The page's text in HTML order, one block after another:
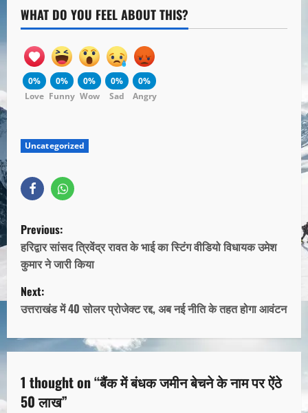
WHAT DO YOU FEEL ABOUT THIS?
0%
Love
0%
Funny
0%
Wow
0%
Sad
0%
Angry
Uncategorized
Previous:
हरिद्वार सांसद त्रिवेंद्र रावत के भाई का स्टिंग वीडियो विधायक उमेश
कुमार ने जारी किया
Next:
उत्तराखंड में 40 सोलर प्रोजेक्ट रद्द, अब नई नीति के तहत होगा आवंटन
1 thought on “बैंक में बंधक जमीन बेचने के नाम पर ऐंठे
50 लाख”